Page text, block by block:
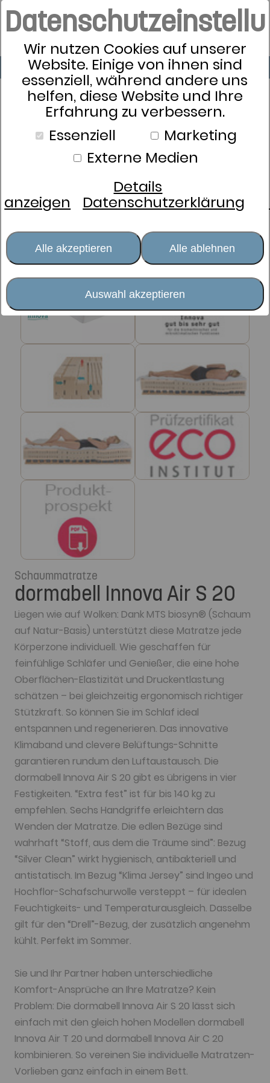
Wir nutzen Cookies auf unserer
Website. Einige von ihnen sind
essenziell, während andere uns
helfen, diese Website und Ihre
Erfahrung zu verbessern.
Essenziell
Marketing
Externe Medien
Details
anzeigen Datenschutzerklärung
Alle akzeptieren Alle ablehnen
Auswahl akzeptieren
Schaummatratze
dormabell Innova Air S 20
Liegen wie auf Wolken: Dank MTS biosyn® (Schaum
auf Natur-Basis) unterstützt diese Matratze jede
Körperzone individuell. Wie geschaffen für
feinfühlige Schläfer und Genießer, die eine hohe
Oberflächen-Elastizität und Druckentlastung
schätzen – bei gleichzeitig ergonomisch richtiger
Stützkraft. So können Sie im Schlaf ideal
entspannen und regenerieren. Das innovative
Klimaband und clevere Belüftungs-Schnitte
garantieren rundum den Luftaustausch. Die
dormabell Innova Air S 20 gibt es übrigens in vier
Festigkeiten. “Extra fest” ist für bis 140 kg zu
empfehlen. Sechs Handgriffe erleichtern das
Wenden der Matratze. Die edlen Bezüge sind
wahrhaft “Stoff, aus dem die Träume sind”: Bezug
“Silver Clean” wirkt hygienisch, antibakteriell und
antistatisch. Im Bezug “Klima Jersey” sind Ingeo und
Hochflor-Schafschurwolle versteppt – für idealen
Feuchtigkeits- und Temperaturausgleich. Dasselbe
gilt für den “Drell”-Bezug, der zusätzlich angenehm
kühlt. Perfekt im Sommer.
Sie und Ihr Partner haben unterschiedliche
Komfort-Ansprüche an Ihre Matratze? Kein
Problem: Die dormabell Innova Air S 20 lässt sich
einfach mit den gleich hohen Modellen dormabell
Innova Air T 20 und dormabell Innova Air C 20
kombinieren. So vereinen Sie individuelle Matratzen-
Vorlieben ganz einfach in einem Bett.